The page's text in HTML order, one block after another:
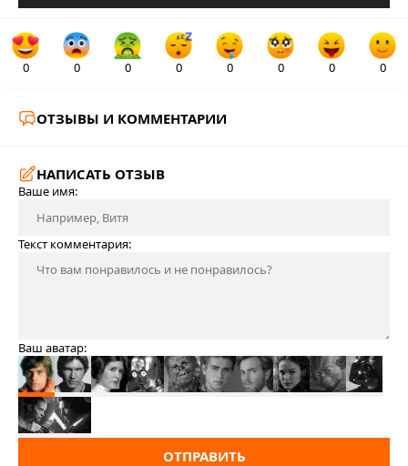
0 0 0 0 0 0 0 0
ОТЗЫВЫ И КОММЕНТАРИИ
НАПИСАТЬ ОТЗЫВ
Ваше имя:
Текст комментария:
Ваш аватар:
ОТПРАВИТЬ